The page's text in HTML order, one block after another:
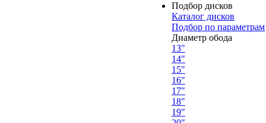
Подбор дисков
Каталог дисков
Подбор по параметрам
Диаметр обода
13"
14"
15"
16"
17"
18"
19"